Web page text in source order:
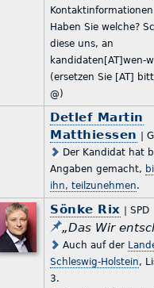
Haben Sie welche?
diese uns, an
kandidaten[AT]wen-
(ersetzen Sie [AT]
@)
Detlef Martin
Matthiessen |
Der Kandidat hat
Angaben gemacht,
ihn, teilzunehmen.
Sönke Rix | SPD
„Das Wir
Auch auf der
Schleswig-Holstein,
3.